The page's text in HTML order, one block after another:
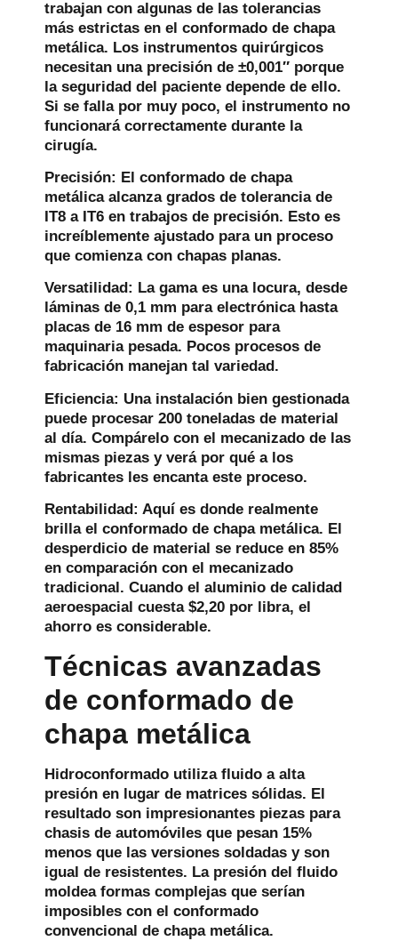
trabajan con algunas de las tolerancias
más estrictas en el conformado de chapa
metálica. Los instrumentos quirúrgicos
necesitan una precisión de ±0,001″ porque
la seguridad del paciente depende de ello.
Si se falla por muy poco, el instrumento no
funcionará correctamente durante la
cirugía.
Precisión: El conformado de chapa
metálica alcanza grados de tolerancia de
IT8 a IT6 en trabajos de precisión. Esto es
increíblemente ajustado para un proceso
que comienza con chapas planas.
Versatilidad: La gama es una locura, desde
láminas de 0,1 mm para electrónica hasta
placas de 16 mm de espesor para
maquinaria pesada. Pocos procesos de
fabricación manejan tal variedad.
Eficiencia: Una instalación bien gestionada
puede procesar 200 toneladas de material
al día. Compárelo con el mecanizado de las
mismas piezas y verá por qué a los
fabricantes les encanta este proceso.
Rentabilidad: Aquí es donde realmente
brilla el conformado de chapa metálica. El
desperdicio de material se reduce en 85%
en comparación con el mecanizado
tradicional. Cuando el aluminio de calidad
aeroespacial cuesta $2,20 por libra, el
ahorro es considerable.
Técnicas avanzadas
de conformado de
chapa metálica
Hidroconformado utiliza fluido a alta
presión en lugar de matrices sólidas. El
resultado son impresionantes piezas para
chasis de automóviles que pesan 15%
menos que las versiones soldadas y son
igual de resistentes. La presión del fluido
moldea formas complejas que serían
imposibles con el conformado
convencional de chapa metálica.